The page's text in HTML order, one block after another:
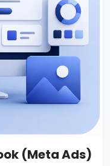
(Meta Ads)